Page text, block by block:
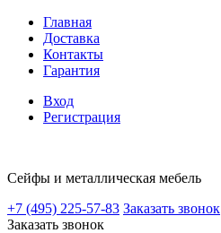
Главная
Доставка
Контакты
Гарантия
Вход
Регистрация
Сейфы и металлическая мебель
+7 (495) 225-57-83 Заказать звонок
Заказать звонок